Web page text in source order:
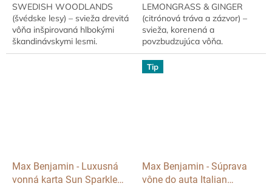
SWEDISH WOODLANDS
(švédske lesy) – svieža drevitá
vôňa inšpirovaná hlbokými
škandinávskymi lesmi.
Nechajte sa pohltiť sviežosťou
LEMONGRASS & GINGER
(citrónová tráva a zázvor) –
svieža, korenená a
povzbudzujúca vôňa.
Prebuďte svoje zmysly
osviežujúcou kombináciou
citrónovej trávy a jemne
Max Benjamin - Luxusná
vonná karta Sun Sparkle
Tip
Max Benjamin - Súprava
vône do auta Italian